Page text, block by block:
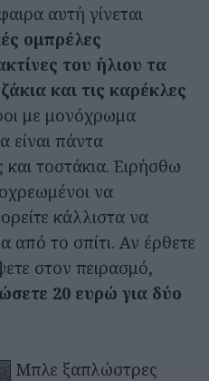
αυτή γίνεται
ομπρέλες
του ήλιου τα
και τις καρέκλες
με μονόχρωμα
είναι πάντα
τοστάκια. Ειρήσθω
να
κάλλιστα να
από το σπίτι. Αν έρθετε
στον πειρασμό,
20 ευρώ για δύο
Μπλε ξαπλώστρες